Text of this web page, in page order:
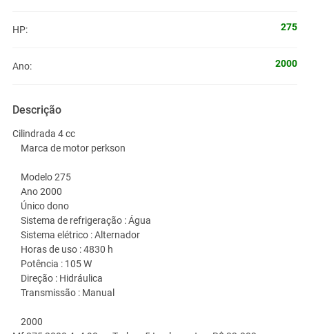
HP: 275
Ano: 2000
Descrição
Cilindrada 4 cc
Marca de motor perkson
Modelo 275
Ano 2000
Único dono
Sistema de refrigeração : Água
Sistema elétrico : Alternador
Horas de uso : 4830 h
Potência : 105 W
Direção : Hidráulica
Transmissão : Manual
2000